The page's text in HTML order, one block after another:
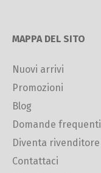
MAPPA DEL SITO
Nuovi arrivi
Promozioni
Blog
Domande frequenti
Diventa rivenditore
Contattaci